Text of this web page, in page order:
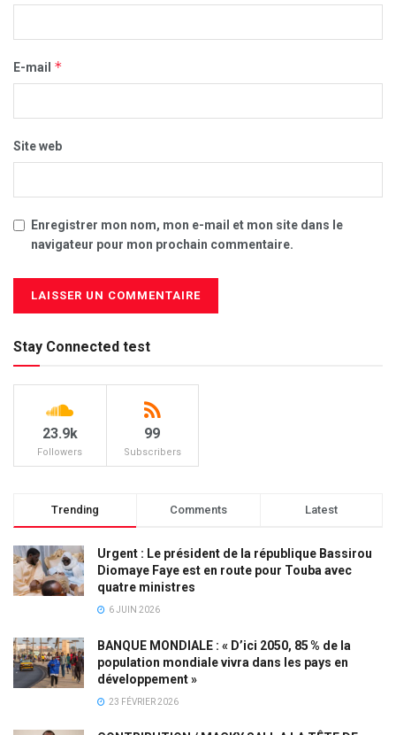
E-mail *
Site web
Enregistrer mon nom, mon e-mail et mon site dans le
navigateur pour mon prochain commentaire.
Stay Connected test
23.9k
Followers
99
Subscribers
Trending Comments Latest
Urgent : Le président de la république Bassirou
Diomaye Faye est en route pour Touba avec
quatre ministres
6 JUIN 2026
BANQUE MONDIALE : « D’ici 2050, 85 % de la
population mondiale vivra dans les pays en
développement »
23 FÉVRIER 2026